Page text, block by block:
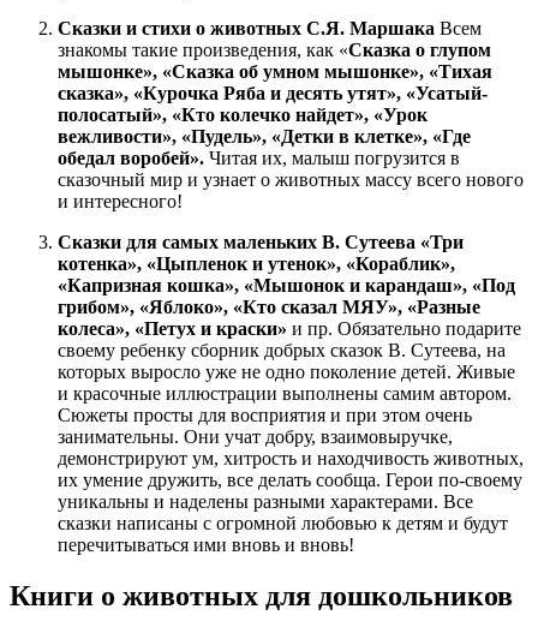
Сказки и стихи о животных С.Я. Маршака Всем
знакомы такие произведения, как «Сказка о глупом
мышонке», «Сказка об умном мышонке», «Тихая
сказка», «Курочка Ряба и десять утят», «Усатый-
полосатый», «Кто колечко найдет», «Урок
вежливости», «Пудель», «Детки в клетке», «Где
обедал воробей». Читая их, малыш погрузится в
сказочный мир и узнает о животных массу всего нового
и интересного!
Сказки для самых маленьких В. Сутеева «Три
котенка», «Цыпленок и утенок», «Кораблик»,
«Капризная кошка», «Мышонок и карандаш», «Под
грибом», «Яблоко», «Кто сказал МЯУ», «Разные
колеса», «Петух и краски» и пр. Обязательно подарите
своему ребенку сборник добрых сказок В. Сутеева, на
которых выросло уже не одно поколение детей. Живые
и красочные иллюстрации выполнены самим автором.
Сюжеты просты для восприятия и при этом очень
занимательны. Они учат добру, взаимовыручке,
демонстрируют ум, хитрость и находчивость животных,
их умение дружить, все делать сообща. Герои по-своему
уникальны и наделены разными характерами. Все
сказки написаны с огромной любовью к детям и будут
перечитываться ими вновь и вновь!
Книги о животных для дошкольников